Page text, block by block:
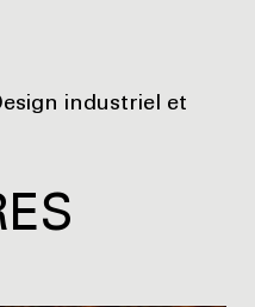
industriel et